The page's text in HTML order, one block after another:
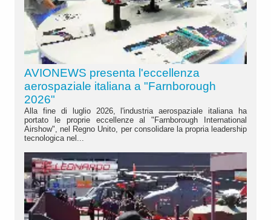
AVIONEWS presenta l'eccellenza
aerospaziale italiana a "Farnborough
2026"
Alla fine di luglio 2026, l'industria aerospaziale italiana ha
portato le proprie eccellenze al "Farnborough International
Airshow", nel Regno Unito, per consolidare la propria leadership
tecnologica nel...